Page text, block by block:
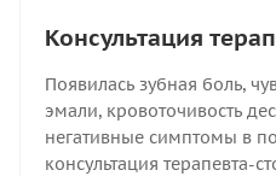
Консультация
Появилась зубная боль,
эмали, кровоточивость
негативные симптомы в
консультация терапевта-